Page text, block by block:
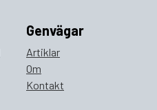
Genvägar
Artiklar
Om
Kontakt